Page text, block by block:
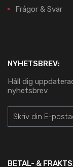
Frågor & Svar
NYHETSBREV:
Håll dig
nyhetsbrev
BETAL- &